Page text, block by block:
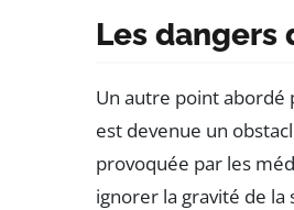
Les
Un autre point abordé
est devenue un
provoquée par les
ignorer la gravité de la